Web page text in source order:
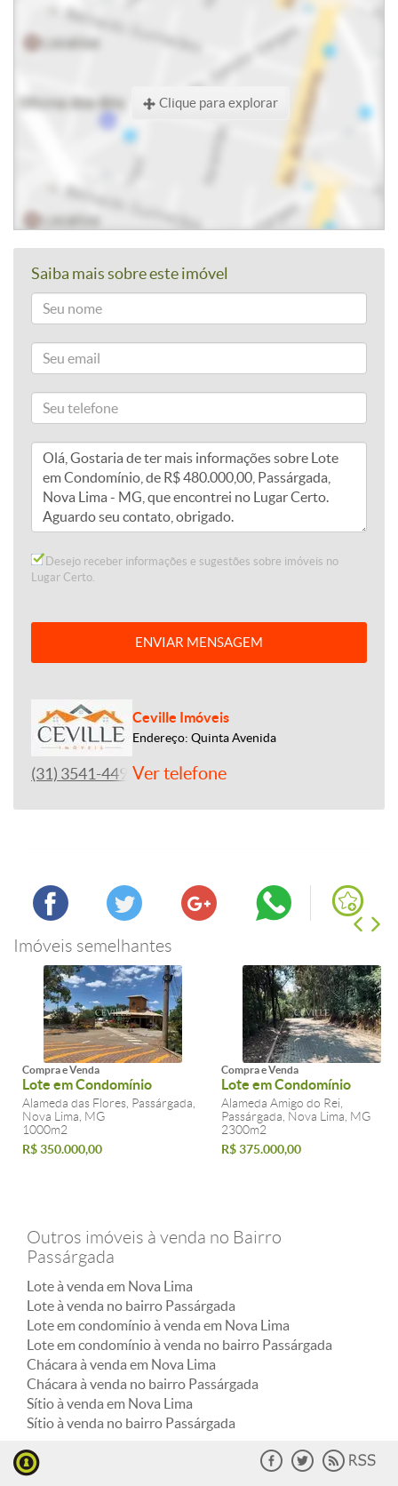
Clique para explorar
Saiba mais sobre este imóvel
Desejo receber informações e sugestões sobre imóveis no
Lugar Certo.
ENVIAR MENSAGEM
Ceville Imóveis
Endereço: Quinta Avenida
(31) 3541-4492Ver telefone
Imóveis semelhantes
Compra e Venda
Lote em Condomínio
Alameda das Flores, Passárgada,
Nova Lima, MG
1000m2
R$ 350.000,00
Compra e Venda
Lote em Condomínio
Alameda Amigo do Rei,
Passárgada, Nova Lima, MG
2300m2
R$ 375.000,00
Outros imóveis à venda no Bairro
Passárgada
Lote à venda em Nova Lima
Lote à venda no bairro Passárgada
Lote em condomínio à venda em Nova Lima
Lote em condomínio à venda no bairro Passárgada
Chácara à venda em Nova Lima
Chácara à venda no bairro Passárgada
Sítio à venda em Nova Lima
Sítio à venda no bairro Passárgada